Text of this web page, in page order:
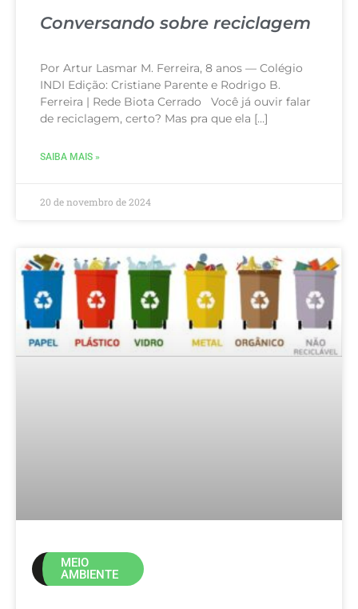
Conversando sobre reciclagem
Por Artur Lasmar M. Ferreira, 8 anos — Colégio
INDI Edição: Cristiane Parente e Rodrigo B.
Ferreira | Rede Biota Cerrado Você já ouvir falar
de reciclagem, certo? Mas pra que ela […]
SAIBA MAIS »
20 de novembro de 2024
MEIO
AMBIENTE